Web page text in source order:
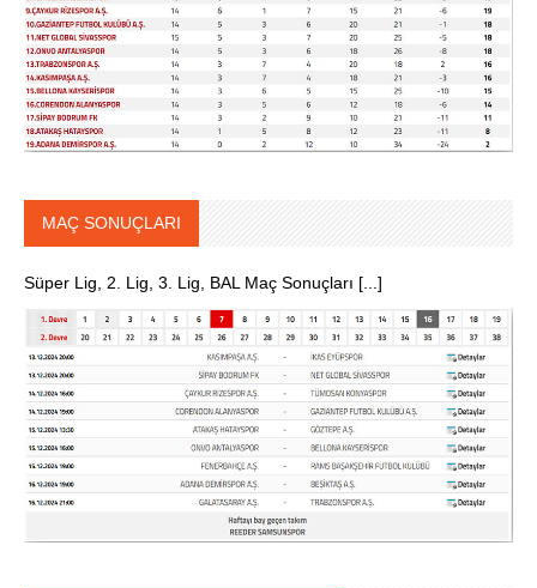
MAÇ SONUÇLARI
Süper Lig, 2. Lig, 3. Lig, BAL Maç Sonuçları [...]